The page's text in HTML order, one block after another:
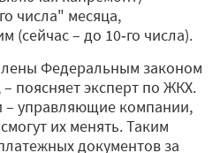
числа" месяца,
(сейчас – до 10‑го числа).
Федеральным законом
поясняет эксперт по ЖКХ.
– управляющие компании,
их менять. Таким
документов за